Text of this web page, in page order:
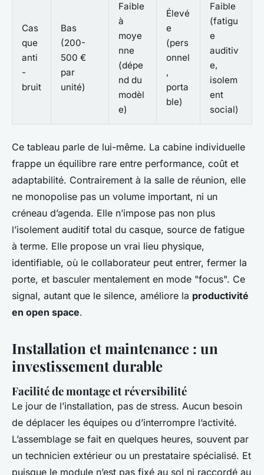
Cas
que
anti
-
bruit
Bas
(200-
500 €
par
unité)
Faible
à
moye
nne
(dépe
nd du
modèl
e)
Élevé
e
(pers
onnel
,
porta
ble)
Faible
(fatigu
e
auditiv
e,
isolem
ent
social)
Ce tableau parle de lui-même. La cabine individuelle
frappe un équilibre rare entre performance, coût et
adaptabilité. Contrairement à la salle de réunion, elle
ne monopolise pas un volume important, ni un
créneau d’agenda. Elle n’impose pas non plus
l’isolement auditif total du casque, source de fatigue
à terme. Elle propose un vrai lieu physique,
identifiable, où le collaborateur peut entrer, fermer la
porte, et basculer mentalement en mode "focus". Ce
signal, autant que le silence, améliore la productivité
en open space.
Installation et maintenance : un
investissement durable
Facilité de montage et réversibilité
Le jour de l’installation, pas de stress. Aucun besoin
de déplacer les équipes ou d’interrompre l’activité.
L’assemblage se fait en quelques heures, souvent par
un technicien extérieur ou un prestataire spécialisé. Et
puisque le module n’est pas fixé au sol ni raccordé au